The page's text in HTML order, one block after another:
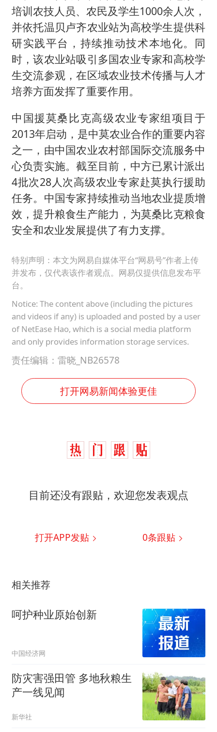
培训农技人员、农民及学生1000余人次，
并依托温贝卢齐农业站为高校学生提供科
研实践平台，持续推动技术本地化。同
时，该农业站吸引多国农业专家和高校学
生交流参观，在区域农业技术传播与人才
培养方面发挥了重要作用。
中国援莫桑比克高级农业专家组项目于
2013年启动，是中莫农业合作的重要内容
之一，由中国农业农村部国际交流服务中
心负责实施。截至目前，中方已累计派出
4批次28人次高级农业专家赴莫执行援助
任务。中国专家持续推动当地农业提质增
效，提升粮食生产能力，为莫桑比克粮食
安全和农业发展提供了有力支撑。
特别声明：本文为网易自媒体平台“网易号”作者上传
并发布，仅代表该作者观点。网易仅提供信息发布平
台。
Notice: The content above (including the pictures
and videos if any) is uploaded and posted by a user
of NetEase Hao, which is a social media platform
and only provides information storage services.
责任编辑：雷晓_NB26578
打开网易新闻体验更佳
目前还没有跟贴，欢迎您发表观点
打开APP发贴 0条跟贴
相关推荐
呵护种业原始创新
中国经济网
防灾害强田管 多地秋粮生
产一线见闻
新华社